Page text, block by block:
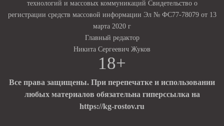
технологий и массовых коммуникаций Свидетельство о
регистрации средств массовой информации Эл № ФС77-78079 от 13
марта 2020 г
Главный редактор
Никита Сергеевич Жуков
18+
Все права защищены. При перепечатке и использовании
любых материалов обязательна гиперссылка на
https://kg-rostov.ru